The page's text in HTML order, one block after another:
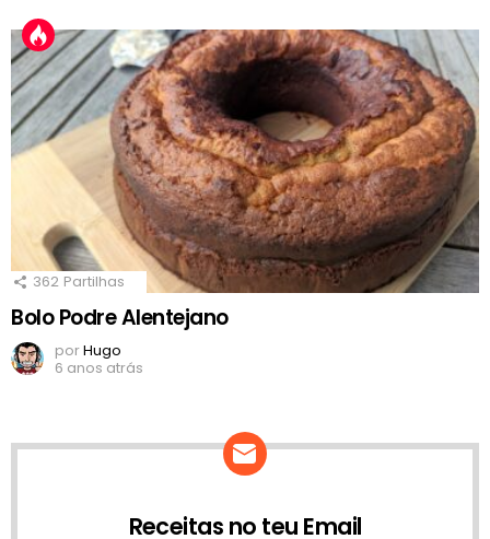
362 Partilhas
Bolo Podre Alentejano
porHugo
6 anos atrás
Receitas no teu Email